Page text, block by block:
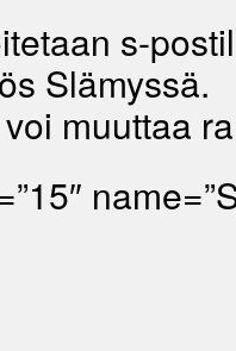
s-
Slämyssä.
muuttaa